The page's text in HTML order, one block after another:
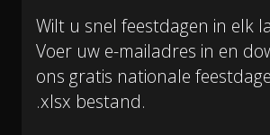
Wilt u snel feestdagen in elk
Voer uw e-mailadres in en
ons gratis nationale
.xlsx bestand.